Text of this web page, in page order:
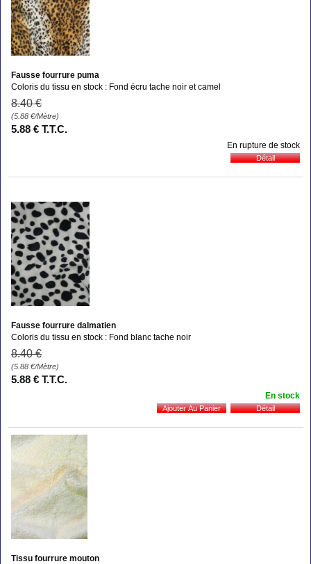
Fausse fourrure puma
Coloris du tissu en stock : Fond écru tache noir et camel
8.40 €
(5.88 €/Mètre)
5.88 € T.T.C.
En rupture de stock
Fausse fourrure dalmatien
Coloris du tissu en stock : Fond blanc tache noir
8.40 €
(5.88 €/Mètre)
5.88 € T.T.C.
En stock
Tissu fourrure mouton